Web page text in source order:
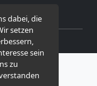
dabei, die
setzen
sein
zu